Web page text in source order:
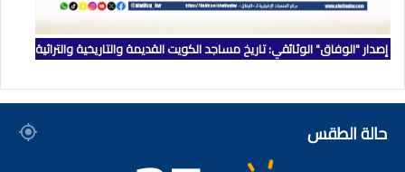
إصدار "الوفاق" الوثائقي: تاريخ مساجد الكويت القديمة والتاريخية والتراثية
حالة الطقس